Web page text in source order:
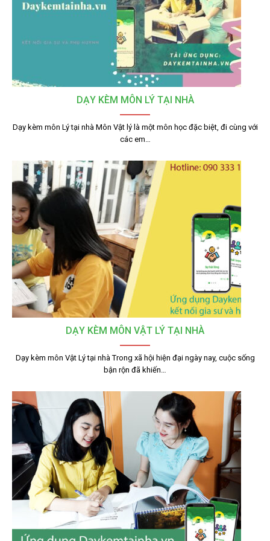
DẠY KÈM MÔN LÝ TẠI NHÀ
Dạy kèm môn Lý tại nhà Môn Vật lý là một môn học đặc biệt, đi cùng với
các em…
DẠY KÈM MÔN VẬT LÝ TẠI NHÀ
Dạy kèm môn Vật Lý tại nhà Trong xã hội hiện đại ngày nay, cuộc sống
bận rộn đã khiến…